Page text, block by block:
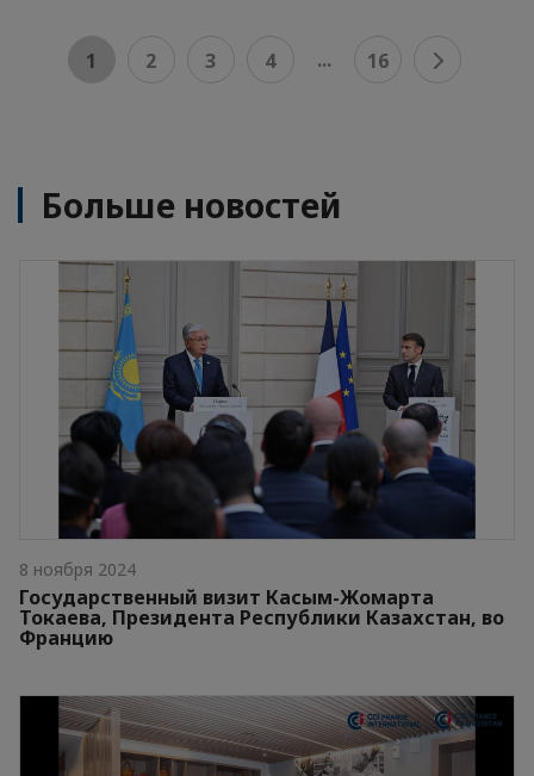
1 2 3 4 ... 16
Больше новостей
8 ноября 2024
Государственный визит Касым-Жомарта
Токаева, Президента Республики Казахстан, во
Францию